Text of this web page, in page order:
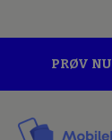
PRØV NU